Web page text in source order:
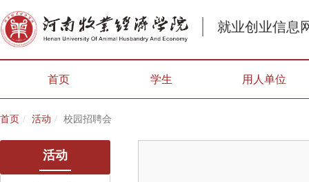
就业创业信息
首页 学生 用人单位
首页 活动 校园招聘会
活动